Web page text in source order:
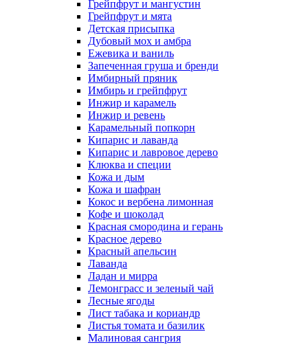
Грейпфрут и мангустин
Грейпфрут и мята
Детская присыпка
Дубовый мох и амбра
Ежевика и ваниль
Запеченная груша и бренди
Имбирный пряник
Имбирь и грейпфрут
Инжир и карамель
Инжир и ревень
Карамельный попкорн
Кипарис и лаванда
Кипарис и лавровое дерево
Клюква и специи
Кожа и дым
Кожа и шафран
Кокос и вербена лимонная
Кофе и шоколад
Красная смородина и герань
Красное дерево
Красный апельсин
Лаванда
Ладан и мирра
Лемонграсс и зеленый чай
Лесные ягоды
Лист табака и кориандр
Листья томата и базилик
Малиновая сангрия